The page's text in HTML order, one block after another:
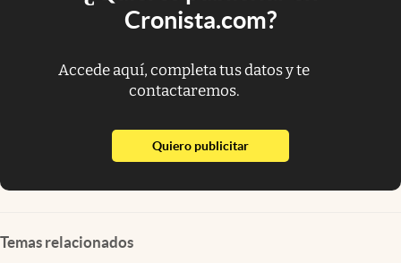
Cronista.com?
Accede aquí, completa tus datos y te
contactaremos.
Quiero publicitarabre en nueva pestaña
Temas relacionados